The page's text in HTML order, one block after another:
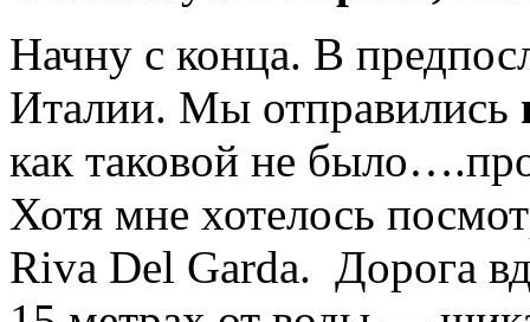
Начну с конца. В
Италии. Мы отправились
как таковой не
Хотя мне хотелось
Riva Del Garda. Дорога